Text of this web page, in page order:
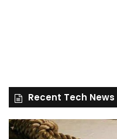
Recent Tech News